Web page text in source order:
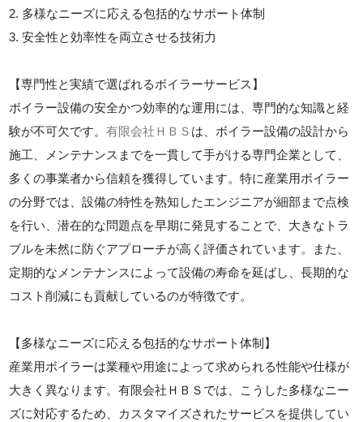
2. 多様なニーズに応える包括的なサポート体制
3. 安全性と効率性を両立させる技術力
【専門性と実績で選ばれるボイラーサービス】
ボイラー設備の安全かつ効率的な運用には、専門的な知識と経
験が不可欠です。有限会社ＨＢＳ は、ボイラー設備の設計から
施工、メンテナンスまでを一貫して手がける専門企業として、
多くの事業者から信頼を獲得しています。特に産業用ボイラー
の分野では、設備の特性を熟知したエンジニアが細部まで点検
を行い、潜在的な問題点を早期に発見することで、大きなトラ
ブルを未然に防ぐアプローチが高く評価されています。また、
定期的なメンテナンスによって設備の寿命を延ばし、長期的な
コスト削減にも貢献しているのが特徴です。
【多様なニーズに応える包括的なサポート体制】
産業用ボイラーは業種や用途によって求められる性能や仕様が
大きく異なります。有限会社ＨＢＳでは、こうした多様なニー
ズに対応するため、カスタマイズされたサービスを提供してい